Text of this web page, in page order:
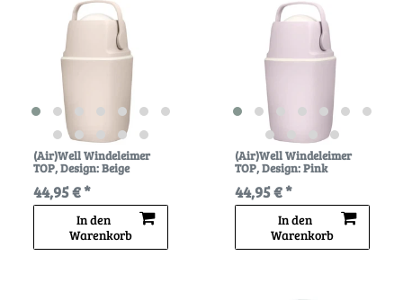
(Air)Well Windeleimer
TOP, Design: Beige
44,95 € *
In den
Warenkorb
(Air)Well Windeleimer
TOP, Design: Pink
44,95 € *
In den
Warenkorb